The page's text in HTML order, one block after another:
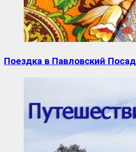
Поездка в Павловский Посад